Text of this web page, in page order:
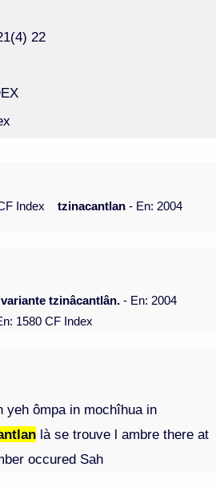
22
Index tzinacantlan- En: 2004
tzinâcantlân. - En: 2004
1580 CF Index
yeh ômpa in mochîhua in
là se trouve l ambre there at
occured Sah